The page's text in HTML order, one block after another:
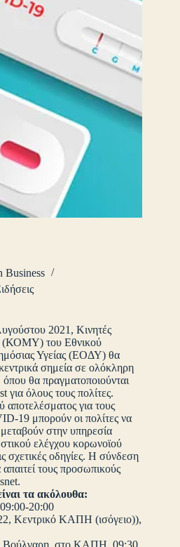
Business
2021, Κινητές
(ΚΟΜΥ) του Εθνικού
Υγείας (ΕΟΔΥ) θα
σημεία σε ολόκληρη
όπου θα πραγματοποιούνται
για όλους τους πολίτες.
αποτελέσματος για τους
19 μπορούν οι πολίτες να
στην υπηρεσία
ελέγχου κορωνοϊού
οδηγίες. Η σύνδεση
τους προσωπικούς
τα ακόλουθα:
20:00
Κεντρικό ΚΑΠΗ (ισόγειο)),
Βούλγαρη, στο ΚΑΠΗ, 09:30